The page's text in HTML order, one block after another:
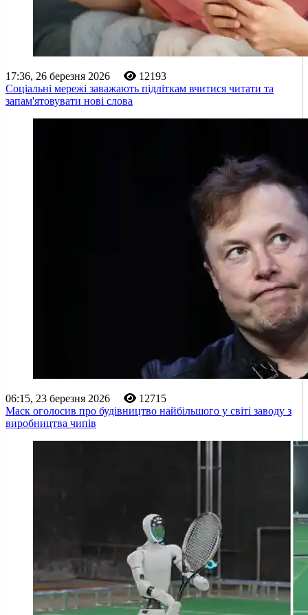
17:36, 26 березня 2026
12193
Соціальні мережі заважають підліткам вчитися читати та
запам'ятовувати нові слова
06:15, 23 березня 2026
12715
Маск оголосив про будівництво найбільшого у світі заводу з
виробництва чипів